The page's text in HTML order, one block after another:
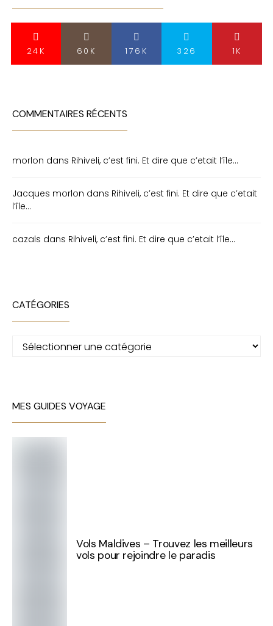
24K 60K 176K 326 1K
COMMENTAIRES RÉCENTS
morlon dans Rihiveli, c’est fini. Et dire que c’etait l’île…
Jacques morlon dans Rihiveli, c’est fini. Et dire que c’etait
l’île…
cazals dans Rihiveli, c’est fini. Et dire que c’etait l’île…
CATÉGORIES
Catégories
MES GUIDES VOYAGE
Vols Maldives – Trouvez les meilleurs
vols pour rejoindre le paradis